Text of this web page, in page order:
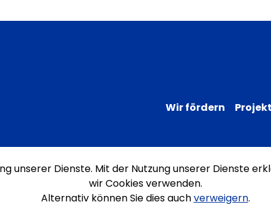
Wir fördern
Impressum Datenschutz
unserer Dienste. Mit der Nutzung unserer Dienste
wir Cookies verwenden.
Alternativ können Sie dies auchverweigern.